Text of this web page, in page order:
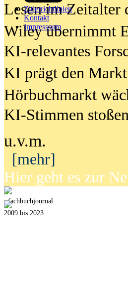
Zitierrichtlinien
Kontakt
Impresssum
Lesen im Zeitalter
Wiley übernimmt
KI-relevantes
KI prägt den
Hörbuchmarkt
KI-Stimmen
u.v.m.
[mehr]
Hier geht es zur
fachbuchjournal
2009 bis 2023